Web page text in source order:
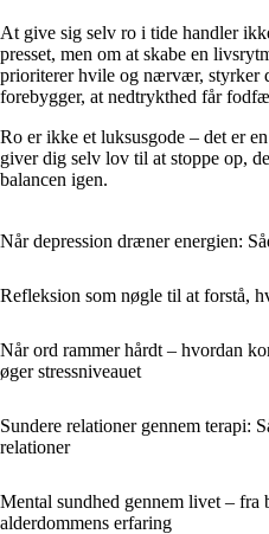
At give sig selv ro i tide handler
presset, men om at skabe en
prioriterer hvile og nærvær, styrker
forebygger, at nedtrykthed får
Ro er ikke et luksusgode – det er
giver dig selv lov til at stoppe op,
balancen igen.
Når depression dræner energien:
Refleksion som nøgle til at forstå,
Når ord rammer hårdt – hvordan
øger stressniveauet
Sundere relationer gennem terapi:
relationer
Mental sundhed gennem livet –
alderdommens erfaring